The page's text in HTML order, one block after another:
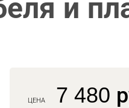
и
ЦЕНА 7 480